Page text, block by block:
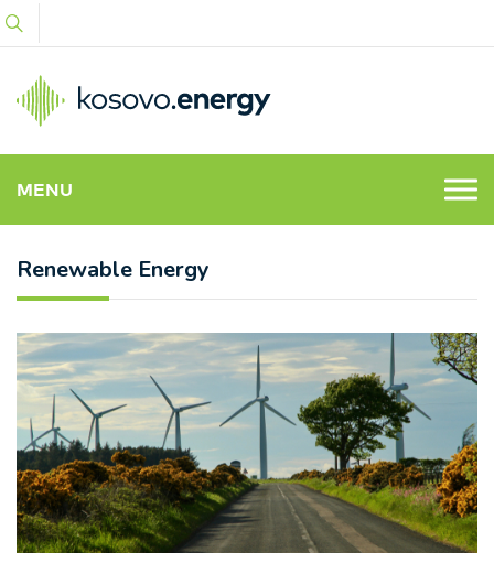
MENU
Renewable Energy